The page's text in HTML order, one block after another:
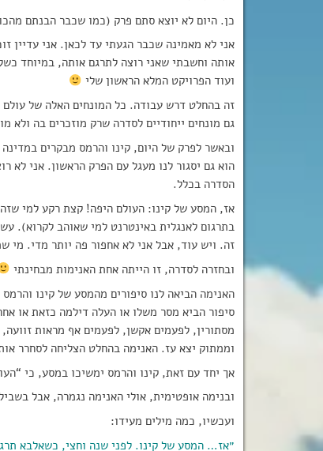
כן. היום לא יוצא סתם פרק (כמו שכבר הבנתם
אני לא מאמינה שכבר הגעתי עד לכאן. אני
אותה וחשבתי שאני רוצה לתרגם אותה, במיוחד
ועוד הפרויקט המלא הראשון שלי
זה בהחלט דרש עבודה. כל המונחים האלה של
גם מונחים ייחודיים לסדרה שרק מוזכרים בה ולא
ובאשר לפרק של היום, קינו והרמס מבקרים
הוא גם יסגור לנו מעגל עם הפרק הראשון. אני לא
הסדרה בכלל.
זה. ויש עוד, אבל אני לא אחפור פה יותר מדי. מי
ובחזרה לסדרה, זו הייתה אחת האנימות מבחינתי
האנימה הביאה לנו סיפורים מהמסע של קינו
סיפור הביא מסר משלו או העלה דילמה כזאת או
מסתורין, לפעמים אקשן, לפעמים אף מראות
וממתוק יצא עז. האנימה בהחלט הצליחה לסחרר
אך יחד עם זאת, קינו והרמס ימשיכו במסע, כי
ובנימה אופטימית, אולי האנימה נגמרה, אבל
ועכשיו, כמה מילים מעידו:
״אז… המסע של קינו. לפני שנה וחצי, כשאלבא